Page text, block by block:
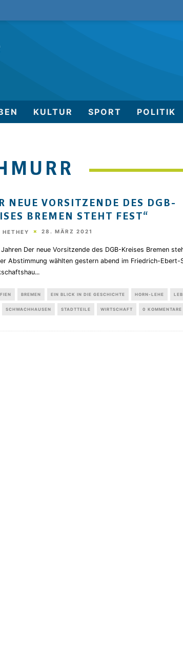
KULTUR SPORT POLITIK
NEUE VORSITZENDE DES DGB-
BREMEN STEHT FEST“
HETHEY 28. MÄRZ 2021
Der neue Vorsitzende des DGB-Kreises Bremen
Abstimmung wählten gestern abend im Friedrich-Ebert-
...
BREMEN EIN BLICK IN DIE GESCHICHTE HORN-LEHE
SCHWACHHAUSEN STADTTEILE WIRTSCHAFT 0 KOMMENTARE